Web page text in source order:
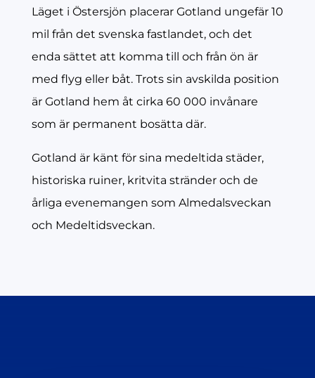
Läget i Östersjön placerar Gotland ungefär 10
mil från det svenska fastlandet, och det
enda sättet att komma till och från ön är
med flyg eller båt. Trots sin avskilda position
är Gotland hem åt cirka 60 000 invånare
som är permanent bosätta där.
Gotland är känt för sina medeltida städer,
historiska ruiner, kritvita stränder och de
årliga evenemangen som Almedalsveckan
och Medeltidsveckan.